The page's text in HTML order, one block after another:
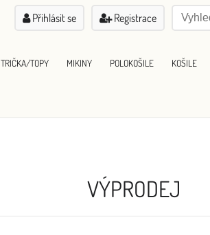
Přihlásit se Registrace
TRIČKA/TOPY MIKINY POLOKOŠILE KOŠILE
VÝPRODEJ